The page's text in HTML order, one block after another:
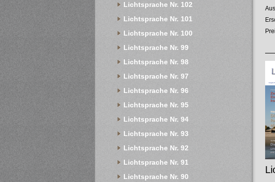
Lichtsprache Nr. 102
Lichtsprache Nr. 101
Lichtsprache Nr. 100
Lichtsprache Nr. 99
Lichtsprache Nr. 98
Lichtsprache Nr. 97
Lichtsprache Nr. 96
Lichtsprache Nr. 95
Lichtsprache Nr. 94
Lichtsprache Nr. 93
Lichtsprache Nr. 92
Lichtsprache Nr. 91
Lichtsprache Nr. 90